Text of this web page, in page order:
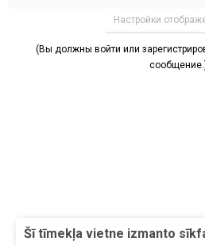
Šī tīmekļa vietne izmanto
Настройки
(Вы должны войти или